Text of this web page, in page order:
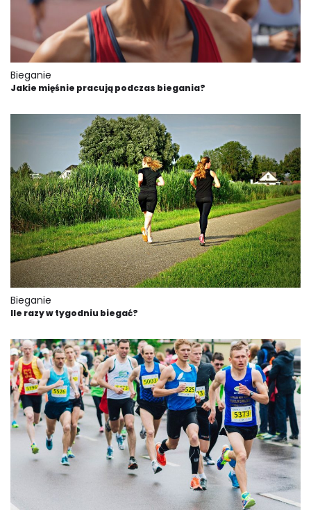
Bieganie
Jakie mięśnie pracują podczas biegania?
Bieganie
Ile razy w tygodniu biegać?